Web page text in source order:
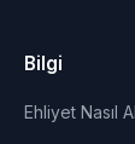
Bilgi
Ehliyet Nasıl